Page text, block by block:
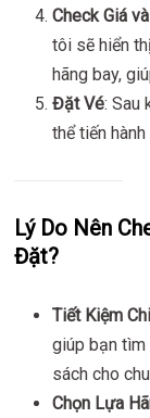
Check Giá
tôi sẽ hiển
hãng bay,
Đặt Vé: Sau
thể tiến
Lý Do Nên
Đặt?
Tiết Kiệm
giúp bạn tìm
sách cho
Chọn Lựa